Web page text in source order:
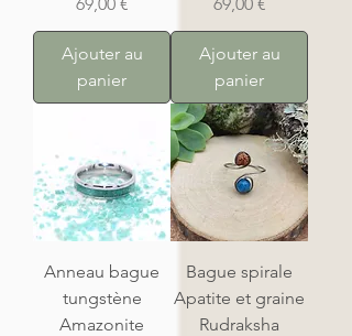
Ajouter au
panier
Ajouter au
panier
Anneau bague
tungstène
Amazonite
Bague spirale
Apatite et graine
Rudraksha